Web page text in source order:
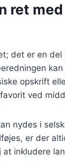
ret med
det er en del
opskrift
ved
nydes i
er der
inkludere